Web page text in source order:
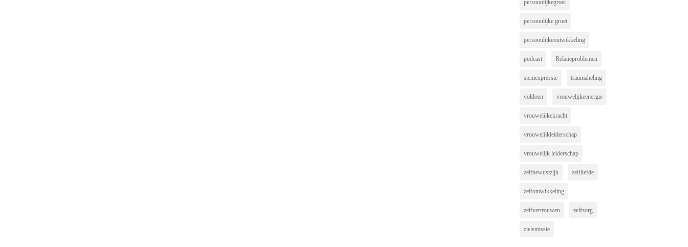
persoonlijkegroei
persoonlijke groei
persoonlijkeontwikkeling
podcast Relatieproblemen
stemexpressie traumaheling
voldoen vrouwelijkeenergie
vrouwelijkekracht
vrouwelijkleiderschap
vrouwelijk leiderschap
zelfbewustzijn zelfliefde
zelfontwikkeling
zelfvertrouwen zelfzorg
zielsmissie